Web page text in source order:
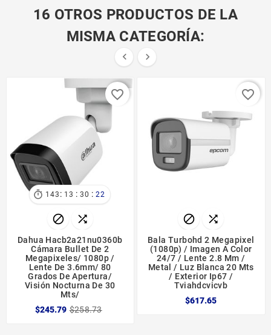
16 OTROS PRODUCTOS DE LA
MISMA CATEGORÍA:
 
 143 : 13 : 30 : 21
 
Dahua Hacb2a21nu0360b
Cámara Bullet De 2
Megapixeles/ 1080p /
Lente De 3.6mm/ 80
Grados De Apertura/
Visión Nocturna De 30
Mts/
$245.79 $258.73
favorite_border
 
Bala Turbohd 2 Megapixel
(1080p) / Imagen A Color
24/7 / Lente 2.8 Mm /
Metal / Luz Blanca 20 Mts
/ Exterior Ip67 /
Tviahdcvicvb
$617.65
favorite_border